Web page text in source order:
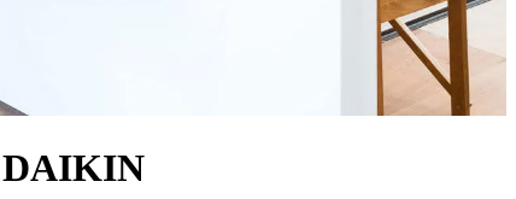
DAIKIN